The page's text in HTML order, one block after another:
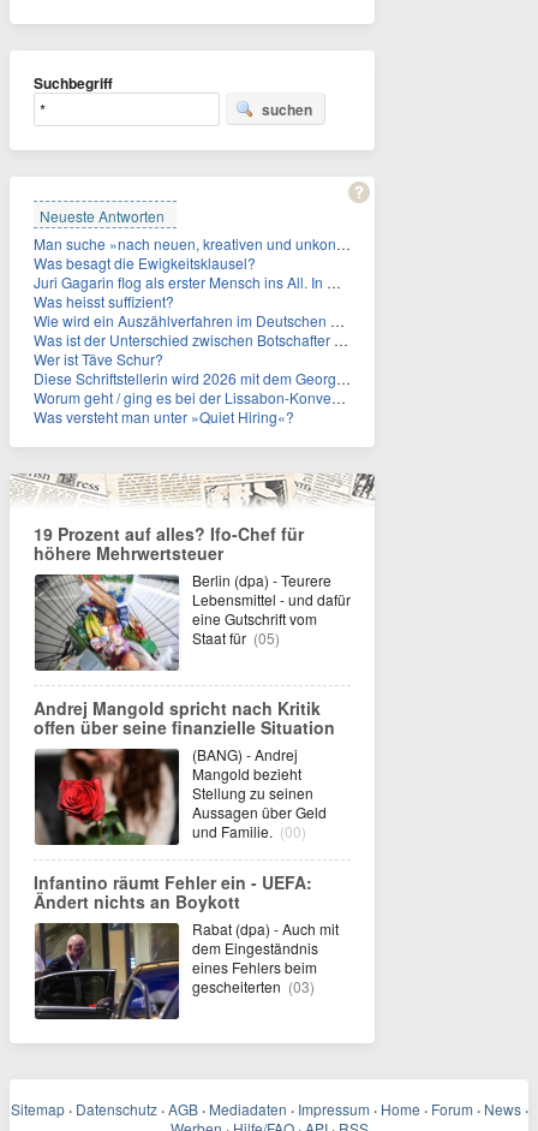
Suchbegriff
suchen
Neueste Antworten
Man suche »nach neuen, kreativen und unkonventionellen« Ideen im Umgang mit dem Iran, schrieb das US-Militär. An wen?
Was besagt die Ewigkeitsklausel?
Juri Gagarin flog als erster Mensch ins All. In welchem Jahr?
Was heisst suffizient?
Wie wird ein Auszählverfahren im Deutschen Bundestag genannt?
Was ist der Unterschied zwischen Botschafter und Konsul?
Wer ist Täve Schur?
Diese Schriftstellerin wird 2026 mit dem Georg-Büchner-Preis ausgezeichnet. Wie heißt sie?
Worum geht / ging es bei der Lissabon-Konvention?
Was versteht man unter »Quiet Hiring«?
19 Prozent auf alles? Ifo-Chef für
höhere Mehrwertsteuer
Berlin (dpa) - Teurere
Lebensmittel - und dafür
eine Gutschrift vom
Staat für (05)
Andrej Mangold spricht nach Kritik
offen über seine finanzielle Situation
(BANG) - Andrej
Mangold bezieht
Stellung zu seinen
Aussagen über Geld
und Familie. (00)
Infantino räumt Fehler ein - UEFA:
Ändert nichts an Boykott
Rabat (dpa) - Auch mit
dem Eingeständnis
eines Fehlers beim
gescheiterten (03)
Sitemap · Datenschutz · AGB · Mediadaten · Impressum · Home · Forum · News ·